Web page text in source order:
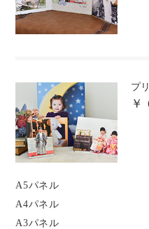
プ
￥
A5パネル
A4パネル
A3パネル